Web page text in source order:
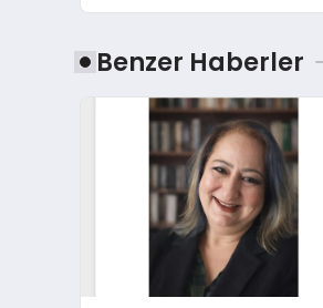
Benzer Haberler